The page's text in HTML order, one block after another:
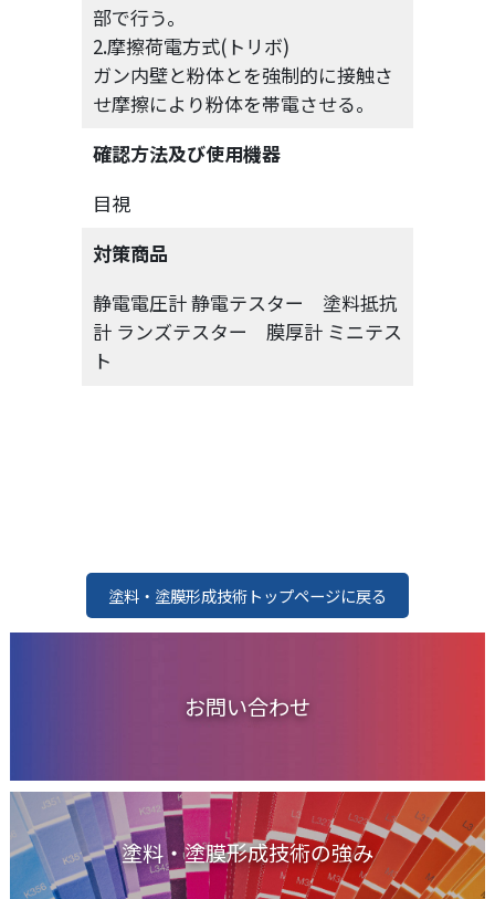
部で行う。
2.摩擦荷電方式(トリボ)
ガン内壁と粉体とを強制的に接触さ
せ摩擦により粉体を帯電させる。
確認方法及び使用機器
目視
対策商品
静電電圧計 静電テスター 塗料抵抗
計 ランズテスター 膜厚計 ミニテス
ト
塗料・塗膜形成技術トップページに戻る
お問い合わせ
塗料・塗膜形成技術の強み